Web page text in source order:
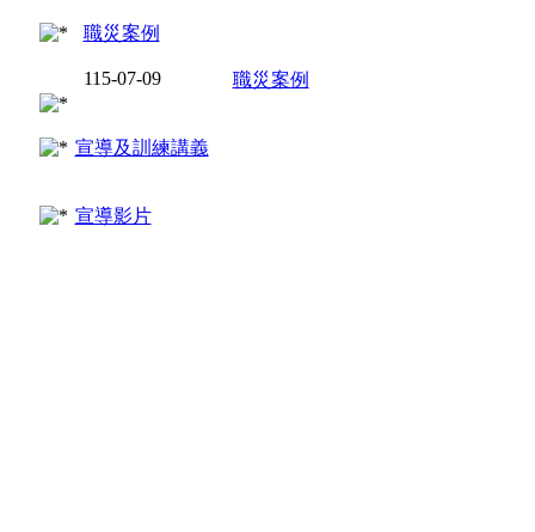
職災案例
115-07-09 職災案例
宣導及訓練講義
宣導影片